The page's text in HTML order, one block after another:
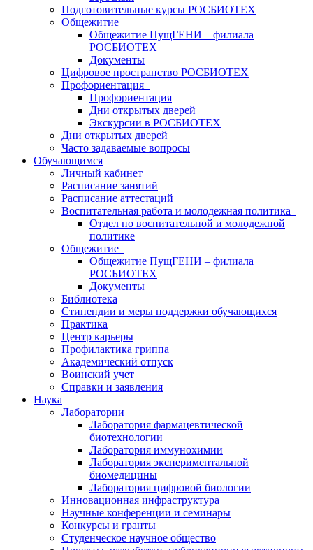
Подготовительные курсы РОСБИОТЕХ
Общежитие
Общежитие ПущГЕНИ – филиала
РОСБИОТЕХ
Документы
Цифровое пространство РОСБИОТЕХ
Профориентация
Профориентация
Дни открытых дверей
Экскурсии в РОСБИОТЕХ
Дни открытых дверей
Часто задаваемые вопросы
Обучающимся
Личный кабинет
Расписание занятий
Расписание аттестаций
Воспитательная работа и молодежная политика
Отдел по воспитательной и молодежной
политике
Общежитие
Общежитие ПущГЕНИ – филиала
РОСБИОТЕХ
Документы
Библиотека
Стипендии и меры поддержки обучающихся
Практика
Центр карьеры
Профилактика гриппа
Академический отпуск
Воинский учет
Справки и заявления
Наука
Лаборатории
Лаборатория фармацевтической
биотехнологии
Лаборатория иммунохимии
Лаборатория экспериментальной
биомедицины
Лаборатория цифровой биологии
Инновационная инфраструктура
Научные конференции и семинары
Конкурсы и гранты
Студенческое научное общество